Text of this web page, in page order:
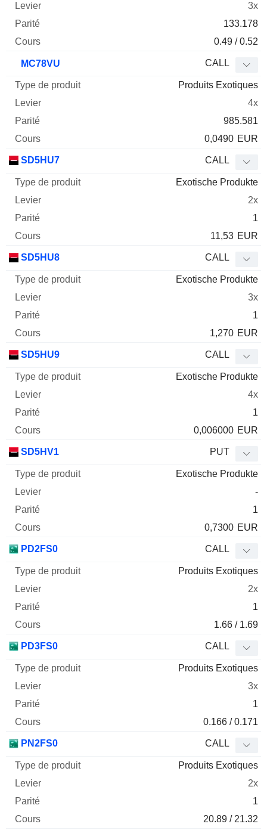
3x
133.178
0.49 / 0.52
MC78VU CALL
Produits Exotiques
4x
985.581
0,0490 EUR
SD5HU7 CALL
Exotische Produkte
2x
1
11,53 EUR
SD5HU8 CALL
Exotische Produkte
3x
1
1,270 EUR
SD5HU9 CALL
Exotische Produkte
4x
1
0,006000 EUR
SD5HV1 PUT
Exotische Produkte
-
1
0,7300 EUR
PD2FS0 CALL
Produits Exotiques
2x
1
1.66 / 1.69
PD3FS0 CALL
Produits Exotiques
3x
1
0.166 / 0.171
PN2FS0 CALL
Produits Exotiques
2x
1
20.89 / 21.32